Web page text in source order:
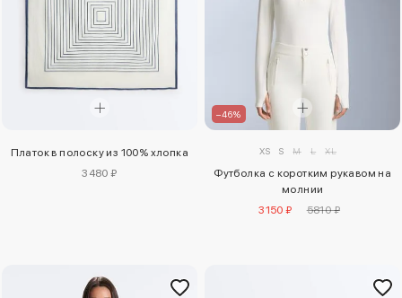
Платок в полоску из 100% хлопка
3480 ₽
–46%
XS S M L XL
Футболка с коротким рукавом на
молнии
3150 ₽
5810 ₽